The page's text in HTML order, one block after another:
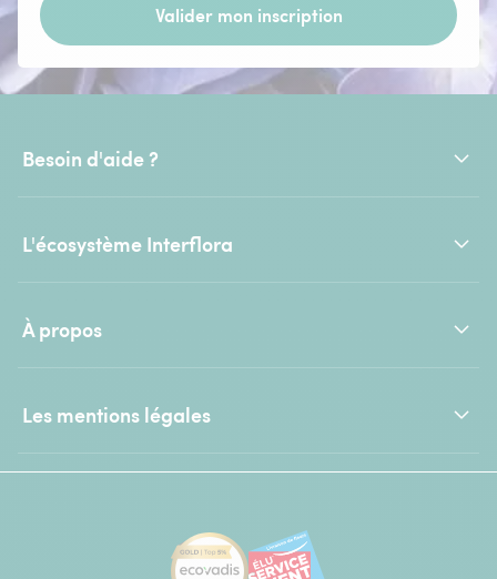
Valider mon inscription
Besoin d'aide ?
L'écosystème Interflora
À propos
Les mentions légales